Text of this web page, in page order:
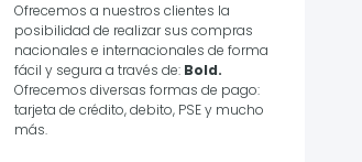
Ofrecemos a nuestros clientes la
posibilidad de realizar sus compras
nacionales e internacionales de forma
fácil y segura a través de: Bold.
Ofrecemos diversas formas de pago:
tarjeta de crédito, debito, PSE y mucho
más.